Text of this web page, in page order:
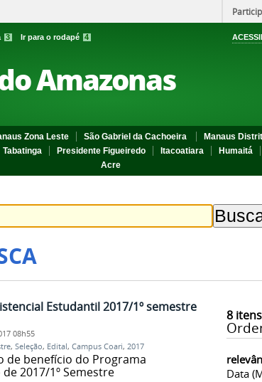
3 Ir para o rodapé 4
Amazonas
Zona Leste São Gabriel da Cachoeira
Manaus
Tabatinga Presidente Figueiredo Itacoatiara Humaitá
Acre
8itens
Data
Estudantil 2017/1º semestre
08h55
, Seleção, Edital, Campus Coari, 2017
de benefício do Programa
2017/1º Semestre